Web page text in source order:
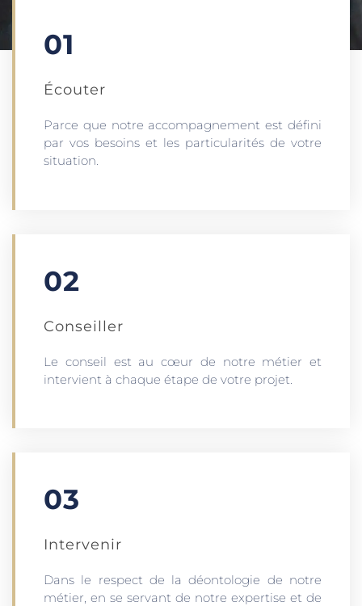
01
Écouter​
Parce que notre accompagnement est défini
par vos besoins et les particularités de votre
situation.
02
Conseiller
Le conseil est au cœur de notre métier et
intervient à chaque étape de votre projet.
03
Intervenir
Dans le respect de la déontologie de notre
métier, en se servant de notre expertise et de